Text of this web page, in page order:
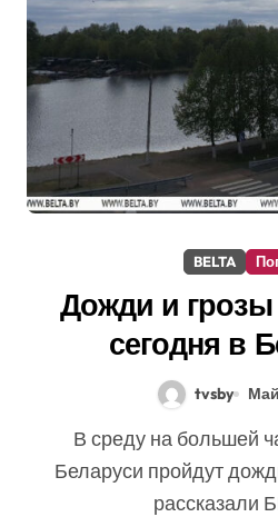
BELTA
Дожди и
сегодня в
tvsby
В среду на большей части территории
Беларуси пройдут
рассказали